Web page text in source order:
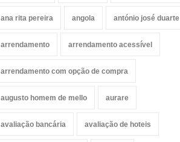
ana rita pereira angola antónio josé duarte
arrendamento arrendamento acessível
arrendamento com opção de compra
augusto homem de mello aurare
avaliação bancária avaliação de hoteis